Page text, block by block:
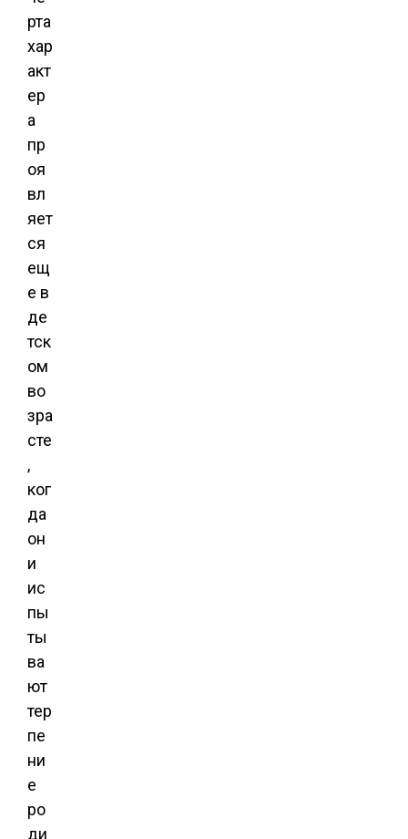
рта
хар
акт
ер
а
пр
оя
вл
яет
ся
ещ
е в
де
тск
ом
во
зра
сте
,
ког
да
он
и
ис
пы
ты
ва
ют
тер
пе
ни
е
ро
ди